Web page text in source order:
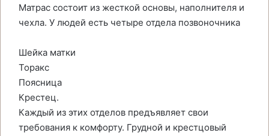
Матрас состоит из жесткой основы, наполнителя и
чехла. У людей есть четыре отдела позвоночника
Шейка матки
Торакс
Поясница
Крестец.
Каждый из этих отделов предъявляет свои
требования к комфорту. Грудной и крестцовый